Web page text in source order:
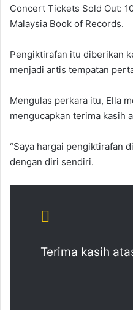
Concert Tickets Sold Out:
Malaysia Book of Records.
Pengiktirafan itu diberikan
menjadi artis tempatan
Mengulas perkara itu, Ella
mengucapkan terima kasih
“Saya hargai pengiktirafan
dengan diri sendiri.
Terima kasih